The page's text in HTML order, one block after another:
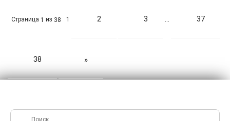
Страница 1 из 38 1 2 3 … 37
38 »